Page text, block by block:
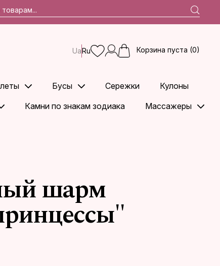
UaRu Корзина пуста (0)
Бусы Сережки
Кулоны
Камни по знакам зодиака
Массажеры
шарм